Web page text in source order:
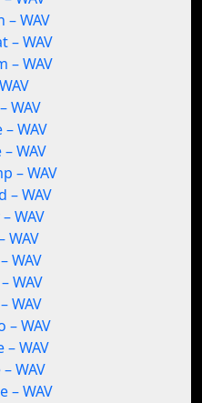
– WAV
– WAV
– WAV
WAV
WAV
WAV
– WAV
– WAV
WAV
WAV
WAV
WAV
WAV
– WAV
– WAV
WAV
– WAV